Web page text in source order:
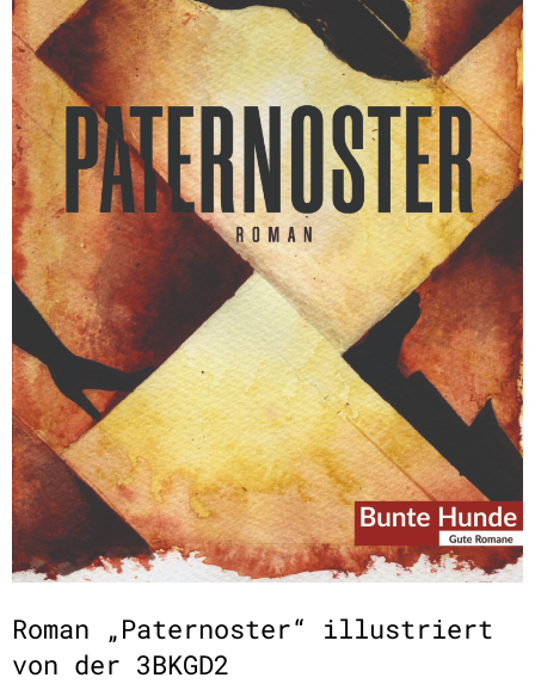
Roman „Paternoster“ illustriert
von der 3BKGD2